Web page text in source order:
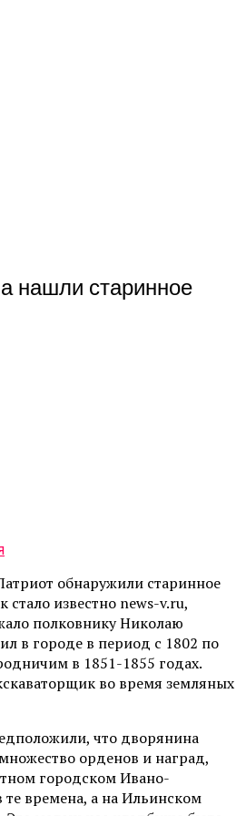
нашли старинное
обнаружили старинное
стало известно news-v.ru,
полковнику Николаю
в городе в период с 1802 по
в 1851-1855 годах.
во время земляных
что дворянина
орденов и наград,
городском Ивано-
времена, а на Ильинском